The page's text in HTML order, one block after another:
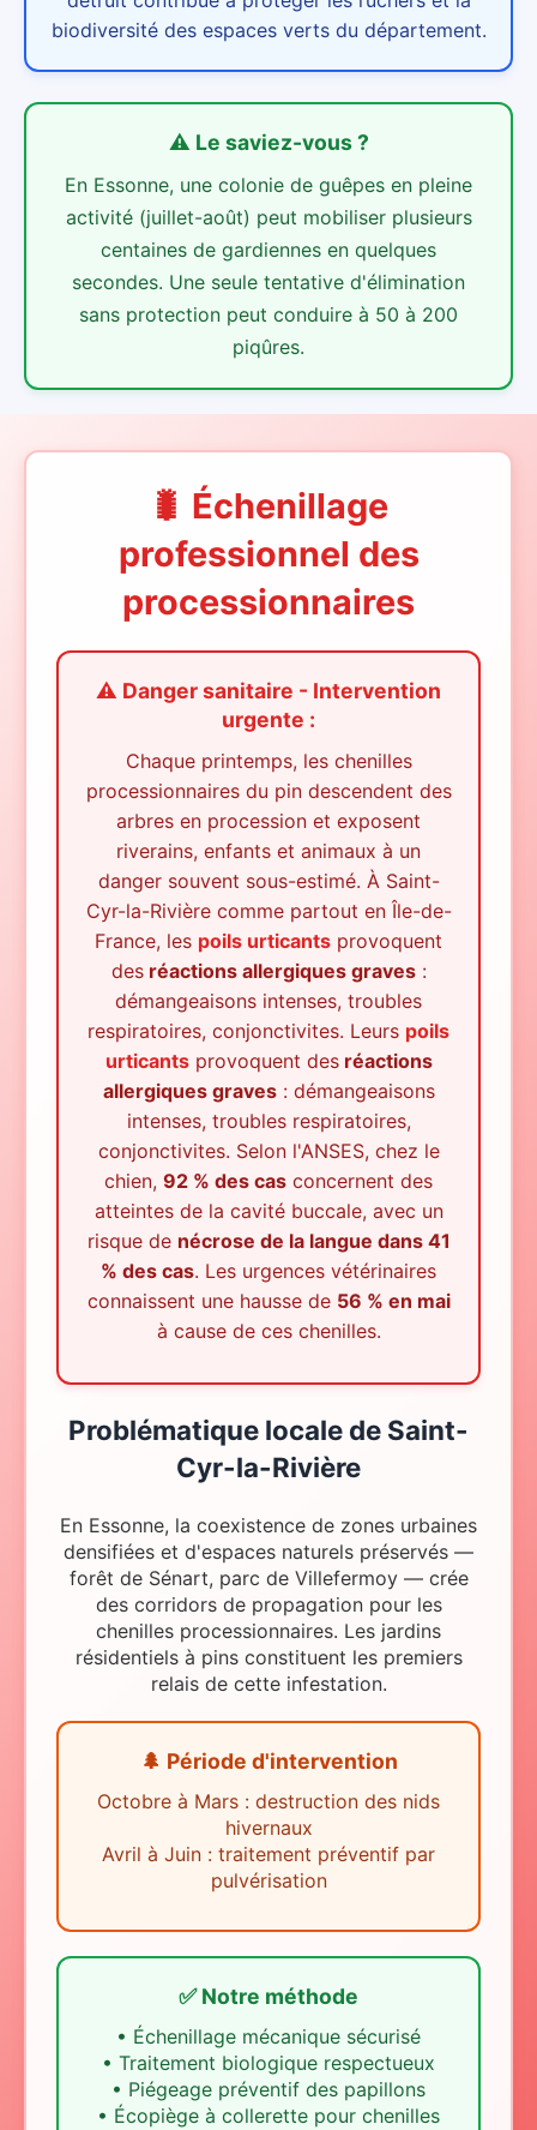
biodiversité des espaces verts du département.
⚠️ Le saviez-vous ?
En Essonne, une colonie de guêpes en pleine
activité (juillet-août) peut mobiliser plusieurs
centaines de gardiennes en quelques
secondes. Une seule tentative d'élimination
sans protection peut conduire à 50 à 200
piqûres.
🐛 Échenillage
professionnel des
processionnaires
⚠️ Danger sanitaire - Intervention
urgente :
Chaque printemps, les chenilles
processionnaires du pin descendent des
arbres en procession et exposent
riverains, enfants et animaux à un
danger souvent sous-estimé. À Saint-
Cyr-la-Rivière comme partout en Île-de-
France, les poils urticants provoquent
desréactions allergiques graves :
démangeaisons intenses, troubles
respiratoires, conjonctivites. Leurs poils
urticants provoquent desréactions
allergiques graves : démangeaisons
intenses, troubles respiratoires,
conjonctivites. Selon l'ANSES, chez le
chien, 92 % des cas concernent des
atteintes de la cavité buccale, avec un
risque de nécrose de la langue dans 41
% des cas. Les urgences vétérinaires
connaissent une hausse de 56 % en mai
à cause de ces chenilles.
Problématique locale de Saint-
Cyr-la-Rivière
En Essonne, la coexistence de zones urbaines
densifiées et d'espaces naturels préservés —
forêt de Sénart, parc de Villefermoy — crée
des corridors de propagation pour les
chenilles processionnaires. Les jardins
résidentiels à pins constituent les premiers
relais de cette infestation.
🌲 Période d'intervention
Octobre à Mars : destruction des nids
hivernaux
Avril à Juin : traitement préventif par
pulvérisation
✅ Notre méthode
• Échenillage mécanique sécurisé
• Traitement biologique respectueux
• Piégeage préventif des papillons
• Écopiège à collerette pour chenilles